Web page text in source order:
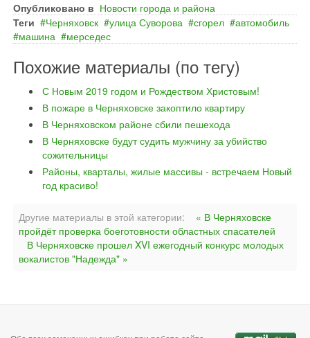
Опубликовано в Новости города и района
Теги
Черняховск улица Суворова сгорел
автомобиль
машина
мерседес
Похожие материалы (по тегу)
С Новым 2019 годом и Рождеством Христовым!
В пожаре в Черняховске закоптило квартиру
В Черняховском районе сбили пешехода
В Черняховске будут судить мужчину за убийство
сожительницы
Районы, кварталы, жилые массивы - встречаем Новый
год красиво!
Другие материалы в этой категории:
« В Черняховске
пройдёт проверка боеготовности областных спасателей
В Черняховске прошел XVI ежегодный конкурс молодых
вокалистов "Надежда" »